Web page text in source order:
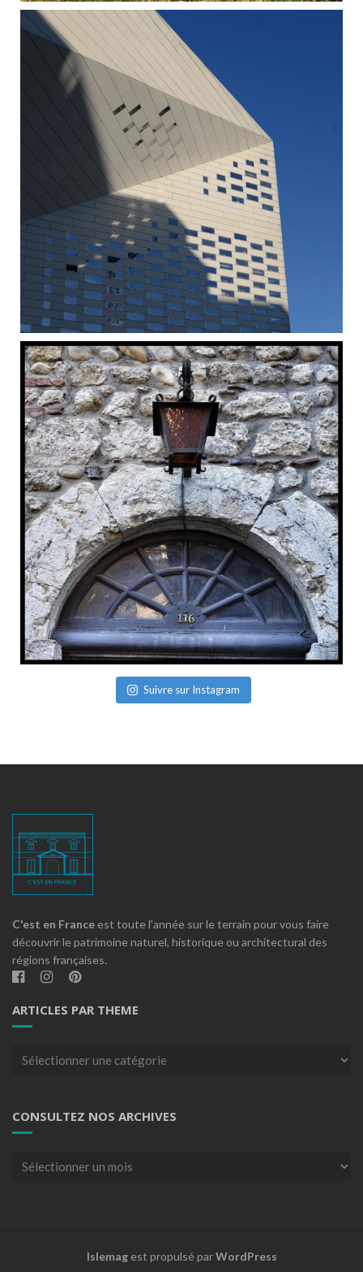
Suivre sur Instagram
C'est en France est toute l'année sur le terrain pour vous faire
découvrir le patrimoine naturel, historique ou architectural des
régions françaises.
ARTICLES PAR THEME
Articles
CONSULTEZ NOS ARCHIVES
Consultez
Islemagest propulsé parWordPress